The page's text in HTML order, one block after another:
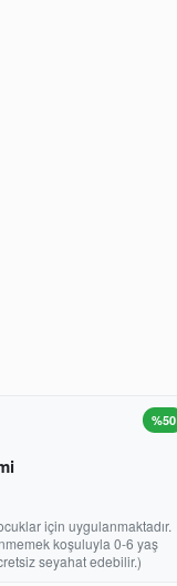
%50
için uygulanmaktadır.
koşuluyla 0-6 yaş
seyahat edebilir.)